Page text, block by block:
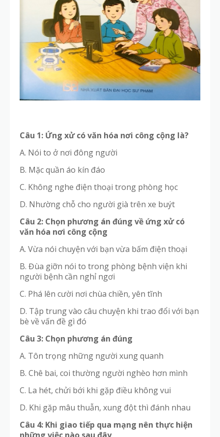
Câu 1: Ứng xử có văn hóa nơi công cộng là?
A. Nói to ở nơi đông người
B. Mặc quần áo kín đáo
C. Không nghe điện thoại trong phòng học
D. Nhường chỗ cho người già trên xe buýt
Câu 2: Chọn phương án đúng về ứng xử có
văn hóa nơi công cộng
A. Vừa nói chuyện với bạn vừa bấm điện thoại
B. Đùa giỡn nói to trong phòng bệnh viện khi
người bệnh cần nghỉ ngơi
C. Phá lên cười nơi chùa chiền, yên tĩnh
D. Tập trung vào câu chuyện khi trao đổi với bạn
bè về vấn đề gì đó
Câu 3: Chọn phương án đúng
A. Tôn trọng những người xung quanh
B. Chê bai, coi thường người nghèo hơn mình
C. La hét, chửi bới khi gặp điều không vui
D. Khi gặp mâu thuẫn, xung đột thì đánh nhau
Câu 4: Khi giao tiếp qua mạng nên thực hiện